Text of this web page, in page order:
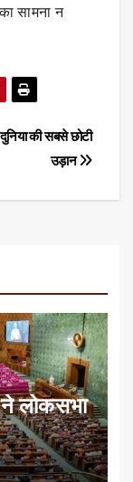
सामना न
की सबसे छोटी
उड़ान
लोकसभा